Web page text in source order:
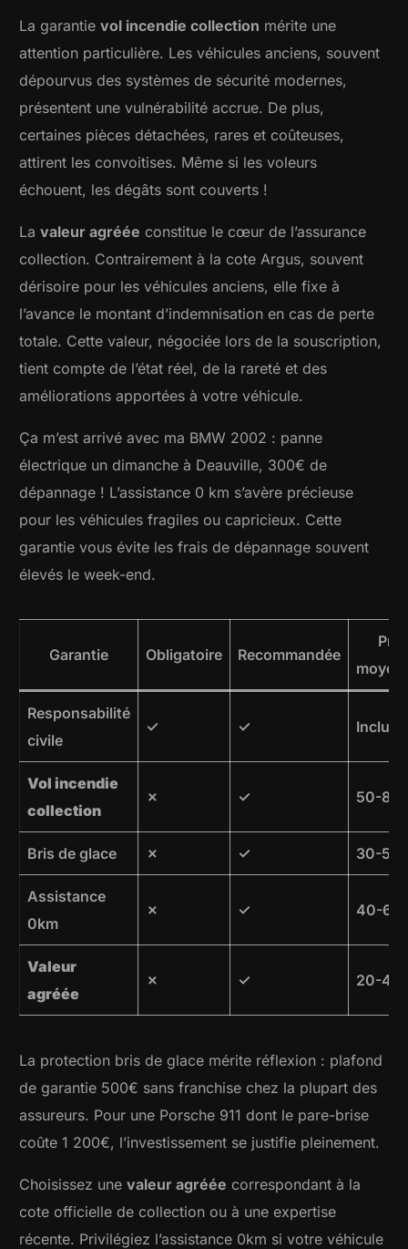
La garantievol incendie collection mérite une
attention particulière. Les véhicules anciens, souvent
dépourvus des systèmes de sécurité modernes,
présentent une vulnérabilité accrue. De plus,
certaines pièces détachées, rares et coûteuses,
attirent les convoitises. Même si les voleurs
échouent, les dégâts sont couverts !
Lavaleur agréée constitue le cœur de l’assurance
collection. Contrairement à la cote Argus, souvent
dérisoire pour les véhicules anciens, elle fixe à
l’avance le montant d’indemnisation en cas de perte
totale. Cette valeur, négociée lors de la souscription,
tient compte de l’état réel, de la rareté et des
améliorations apportées à votre véhicule.
Ça m’est arrivé avec ma BMW 2002 : panne
électrique un dimanche à Deauville, 300€ de
dépannage ! L’assistance 0 km s’avère précieuse
pour les véhicules fragiles ou capricieux. Cette
garantie vous évite les frais de dépannage souvent
élevés le week-end.
Garantie Obligatoire Recommandée
Prix
Responsabilité
civile
✓ ✓ Incluse
Vol incendie
collection
✗ ✓ 50-
Bris de glace ✗ ✓ 30-
Assistance
0km
✗ ✓ 40-
Valeur
agréée
✗ ✓ 20-
La protection bris de glace mérite réflexion : plafond
de garantie 500€ sans franchise chez la plupart des
assureurs. Pour une Porsche 911 dont le pare-brise
coûte 1 200€, l’investissement se justifie pleinement.
Choisissez unevaleur agréée correspondant à la
cote officielle de collection ou à une expertise
récente. Privilégiez l’assistance 0km si votre véhicule